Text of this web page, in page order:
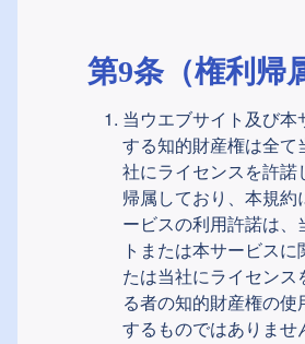
第9条（権利帰
当ウエブサイト及び本
する知的財産権は全て
社にライセンスを許諾
帰属しており、本規約
ービスの利用許諾は、
トまたは本サービスに
たは当社にライセンス
る者の知的財産権の使
するものではありませ